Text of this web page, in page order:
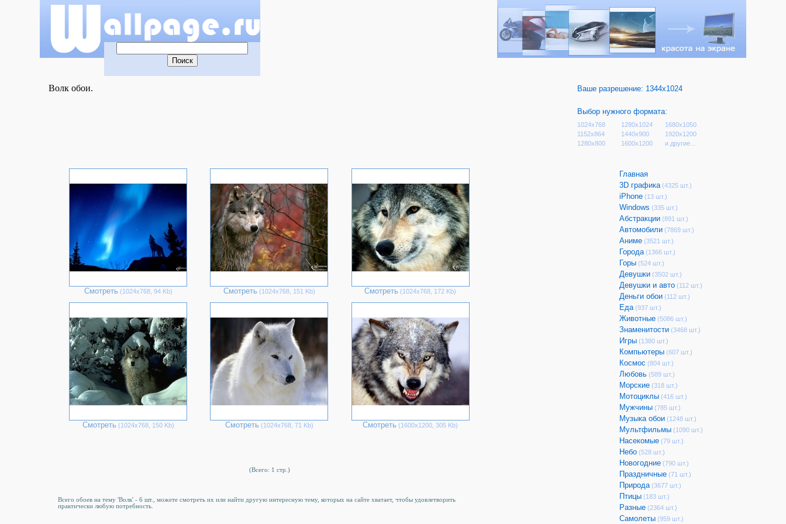
Волк обои. Ваше разрешение: 1344x1024
Выбор нужного формата:
1024x768 1280x1024
1680x1050
1152x864
1440x900
1920x1200
1280x800
1600x1200 и другие...
Смотреть (1024х768, 94 Kb) Смотреть (1024х768, 151 Kb) Смотреть (1024х768, 172 Kb)
Смотреть (1024х768, 150 Kb) Смотреть (1024х768, 71 Kb) Смотреть (1600х1200, 305 Kb)
(Всего: 1 стр.)
Всего обоев на тему 'Волк' - 6 шт., можете смотреть их или найти другую интересную тему, которых на сайте хватает, чтобы удовлетворить
практически любую потребность.
Главная
3D графика (4325 шт.)
iPhone (13 шт.)
Windows (335 шт.)
Абстракции (891 шт.)
Автомобили (7869 шт.)
Аниме (3521 шт.)
Города (1366 шт.)
Горы (524 шт.)
Девушки (3502 шт.)
Девушки и авто (112 шт.)
Деньги обои (112 шт.)
Еда (937 шт.)
Животные (5086 шт.)
Знаменитости (3468 шт.)
Игры (1380 шт.)
Компьютеры (607 шт.)
Космос (804 шт.)
Любовь (589 шт.)
Морские (318 шт.)
Мотоциклы (416 шт.)
Мужчины (785 шт.)
Музыка обои (1248 шт.)
Мультфильмы (1090 шт.)
Насекомые (79 шт.)
Небо (528 шт.)
Новогодние (790 шт.)
Праздничные (71 шт.)
Природа (3677 шт.)
Птицы (183 шт.)
Разные (2364 шт.)
Самолеты (959 шт.)